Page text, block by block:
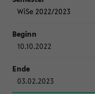
WiSe 2022/2023
10.10.2022
03.02.2023